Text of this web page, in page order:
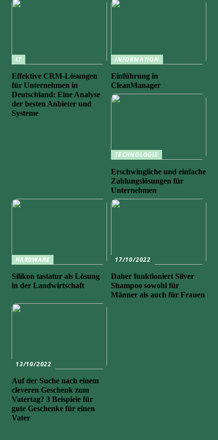
IT
Effektive CRM-Lösungen
für Unternehmen in
Deutschland: Eine Analyse
der besten Anbieter und
Systeme
INFORMATION
Einführung in
CleanManager
TECHNOLOGIE
Erschwingliche und einfache
Zahlungslösungen für
Unternehmen
HARDWARE
Silikon tastatur als Lösung
in der Landwirtschaft
17/10/2022
Daher funktioniert Silver
Shampoo sowohl für
Männer als auch für Frauen
13/10/2022
Auf der Suche nach einem
cleveren Geschenk zum
Vatertag? 3 Beispiele für
gute Geschenke für einen
Vater